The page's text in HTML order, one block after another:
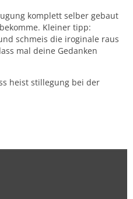
komplett selber gebaut
Kleiner tipp:
schmeis die iroginale raus
mal deine Gedanken
heist stillegung bei der